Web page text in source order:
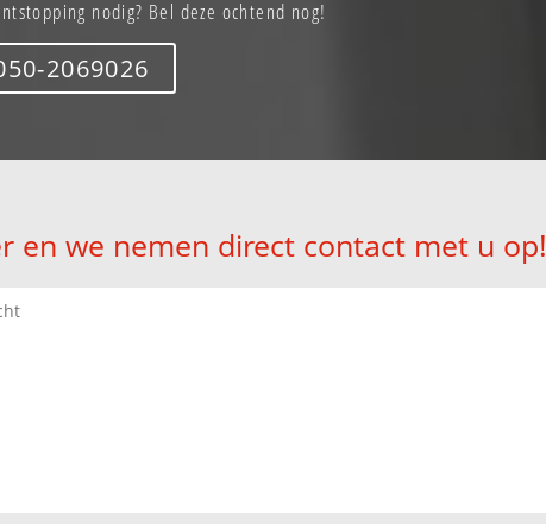
nodig? Bel deze ochtend nog!
2069026
en we nemen direct contact met u op!